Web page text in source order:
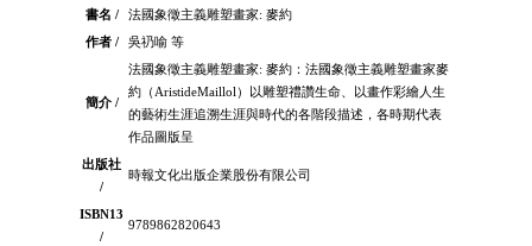
書名 /
法國象徵主義雕塑畫家: 麥約
作者 /
吳礽喻 等
簡介 /
法國象徵主義雕塑畫家: 麥約：法國象徵主義雕塑畫家麥
約（AristideMaillol）以雕塑禮讚生命、以畫作彩繪人生
的藝術生涯追溯生涯與時代的各階段描述，各時期代表
作品圖版呈
出版社
/
時報文化出版企業股份有限公司
ISBN13
/
9789862820643